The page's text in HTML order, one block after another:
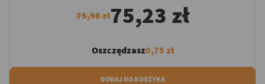
75,98 zł75,23 zł
Oszczędzasz0,75 zł
DODAJ DO KOSZYKA